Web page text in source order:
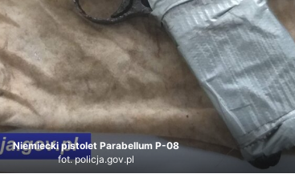
Niemiecki pistolet Parabellum P-08
fot. policja.gov.pl